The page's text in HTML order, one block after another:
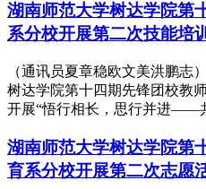
湖南师范大学树达学院第
系分校开展第二次技能培
（通讯员夏章稳欧文美洪鹏志
树达学院第十四期先锋团校教
开展“悟行相长，思行并进——
湖南师范大学树达学院第
育系分校开展第二次志愿